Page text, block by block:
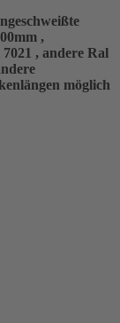
,
, andere Ral
möglich